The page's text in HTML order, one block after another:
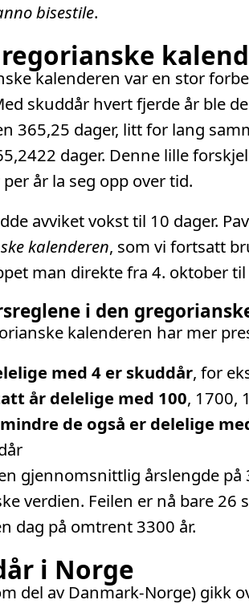
bisestile.
kalenderen var en stor
skuddår hvert fjerde år ble
365,25 dager, litt for lang
dager. Denne lille
år la seg opp over tid.
avviket vokst til 10 dager.
kalenderen, som vi fortsatt
man direkte fra 4. oktober
i den
kalenderen har mer
med 4 er skuddår, for
år delelige med 100, 1700,
de også er delelige
gjennomsnittlig årslengde
verdien. Feilen er nå bare 26
dag på omtrent 3300 år.
i Norge
del av Danmark-Norge) gikk